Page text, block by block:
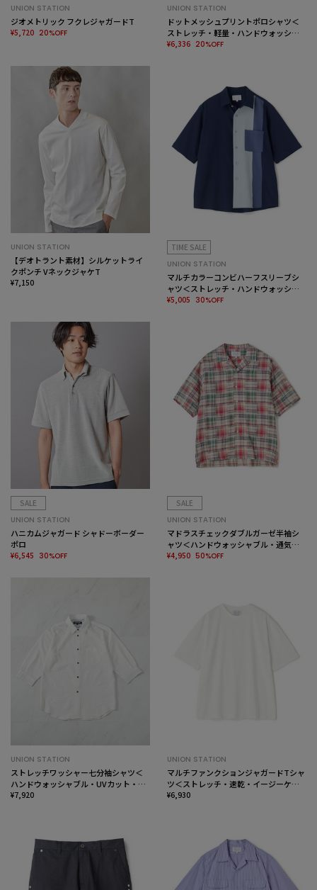
UNION STATION
ジオメトリック フクレジャガードT
¥5,720 20%OFF
UNION STATION
ドットメッシュプリントポロシャツ＜
ストレッチ・軽量・ハンドウォッシャ
ブル・通気性＞
¥6,336 20%OFF
UNION STATION
【デオトラント素材】シルケットライ
クポンチ VネックジャケT
¥7,150
TIME SALE
UNION STATION
マルチカラーコンビハーフスリーブシ
ャツ＜ストレッチ・ハンドウォッシャ
ブル＞
¥5,005 30%OFF
SALE
UNION STATION
ハニカムジャガード シャドーボーダー
ポロ
¥6,545 30%OFF
SALE
UNION STATION
マドラスチェックダブルガーゼ半袖シ
ャツ＜ハンドウォッシャブル・通気性
＞
¥4,950 50%OFF
UNION STATION
ストレッチワッシャー七分袖シャツ＜
ハンドウォッシャブル・UVカット・抗
菌＞
¥7,920
UNION STATION
マルチファンクションジャガードTシャ
ツ＜ストレッチ・速乾・イージーケ
ア・ハンドウォッシャブル・UVカッ
¥6,930